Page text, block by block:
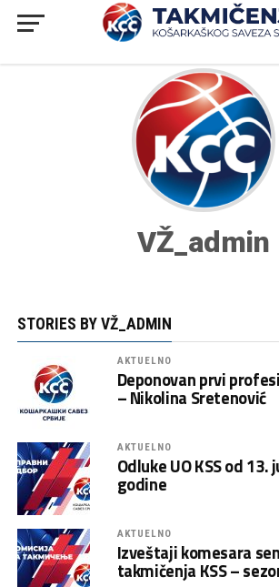
VŽ_admin
STORIES BY VŽ_ADMIN
AKTUELNO
Deponovan prvi
– Nikolina Sretenović
AKTUELNO
Odluke UO KSS od 13.
godine
AKTUELNO
Izveštaji komesara
takmičenja KSS –